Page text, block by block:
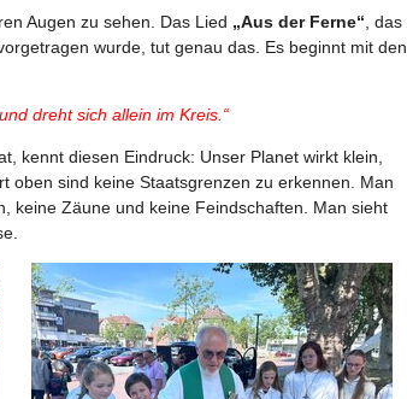
Augen zu sehen. Das Lied „Aus der Ferne“ , das
wurde, tut genau das. Es beginnt mit den
dreht sich allein im Kreis.“
kennt diesen Eindruck: Unser Planet wirkt klein,
oben sind keine Staatsgrenzen zu erkennen. Man
keine Zäune und keine Feindschaften. Man sieht